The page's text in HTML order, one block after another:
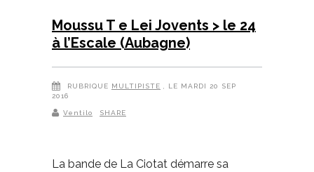
Moussu T e Lei Jovents > le 24
à l’Escale (Aubagne)
RUBRIQUE MULTIPISTE
, LE MARDI 20 SEP
2016
Ventilo SHARE
La bande de La Ciotat démarre sa